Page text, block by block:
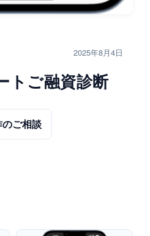
2025年8月4日
トご融資診断
ご相談